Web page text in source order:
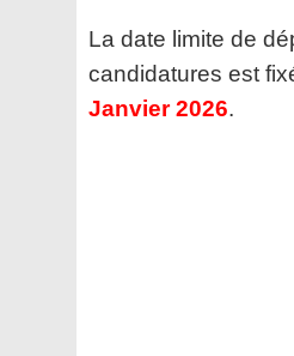
La date limite de
candidatures est
Janvier 2026.